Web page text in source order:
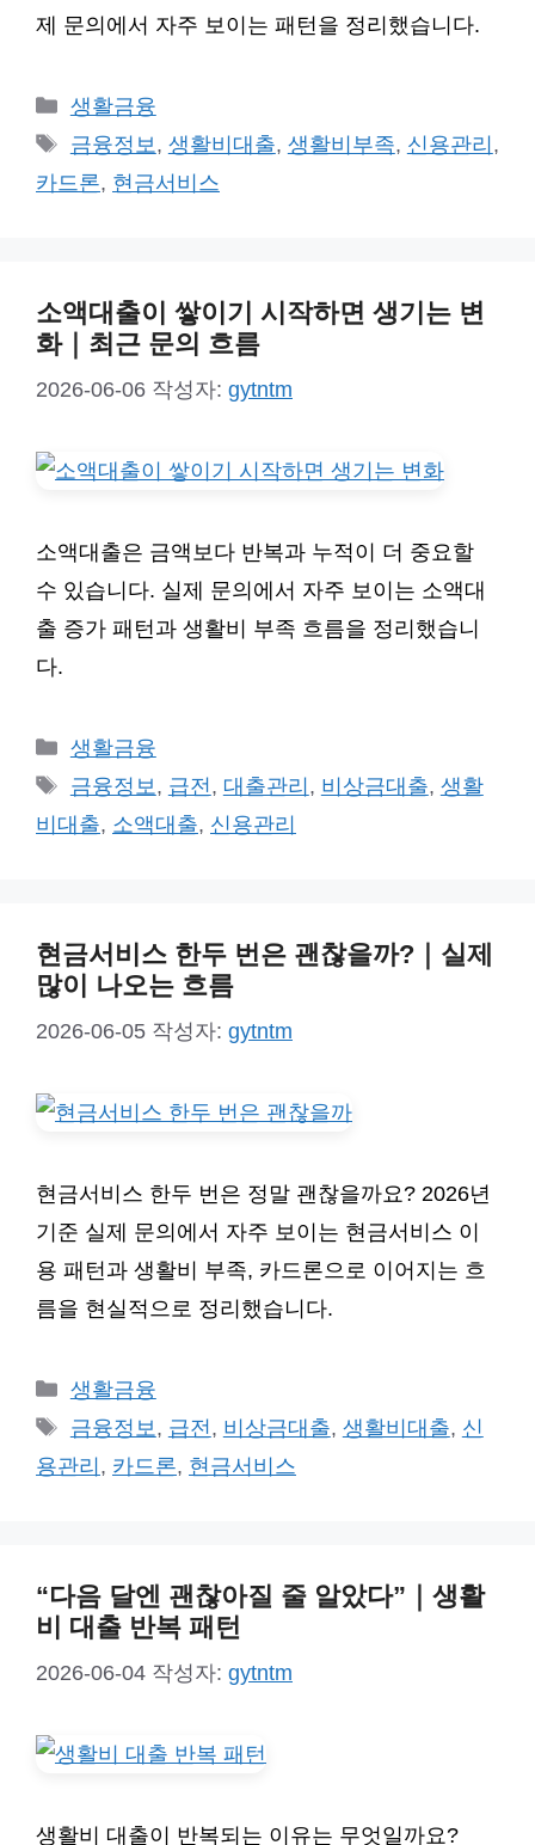
제 문의에서 자주 보이는 패턴을 정리했습니다.
카
테
리
생활금융
태
그
금융정보, 생활비대출, 생활비부족, 신용관리 ,
카드론, 현금서비스
소액대출이 쌓이기 시작하면 생기는 변
화｜최근 문의 흐름
2026-06-06 작성자: gytntm
소액대출은 금액보다 반복과 누적이 더 중요할
수 있습니다. 실제 문의에서 자주 보이는 소액대
출 증가 패턴과 생활비 부족 흐름을 정리했습니
다.
카
테
리
생활금융
태
그
금융정보, 급전, 대출관리 , 비상금대출, 생활
비대출, 소액대출, 신용관리
현금서비스 한두 번은 괜찮을까?｜실제
많이 나오는 흐름
2026-06-05 작성자: gytntm
현금서비스 한두 번은 정말 괜찮을까요? 2026년
기준 실제 문의에서 자주 보이는 현금서비스 이
용 패턴과 생활비 부족, 카드론으로 이어지는 흐
름을 현실적으로 정리했습니다.
카
테
리
생활금융
태
그
금융정보, 급전, 비상금대출, 생활비대출, 신
용관리 , 카드론, 현금서비스
“다음 달엔 괜찮아질 줄 알았다”｜생활
비 대출 반복 패턴
2026-06-04 작성자: gytntm
생활비 대출이 반복되는 이유는 무엇일까요?